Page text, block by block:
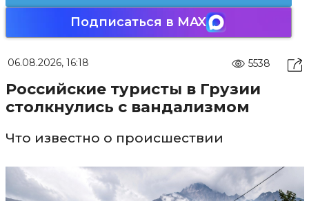
Подписаться в MAX
06.08.2026, 16:18 5538
Российские туристы в Грузии
столкнулись с вандализмом
Что известно о происшествии